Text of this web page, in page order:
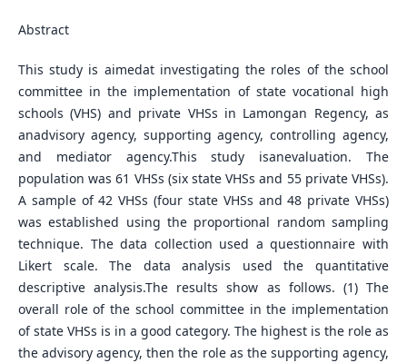
Abstract
This study is aimedat investigating the roles of the school
committee in the implementation of state vocational high
schools (VHS) and private VHSs in Lamongan Regency, as
anadvisory agency, supporting agency, controlling agency,
and mediator agency.This study isanevaluation. The
population was 61 VHSs (six state VHSs and 55 private VHSs).
A sample of 42 VHSs (four state VHSs and 48 private VHSs)
was established using the proportional random sampling
technique. The data collection used a questionnaire with
Likert scale. The data analysis used the quantitative
descriptive analysis.The results show as follows. (1) The
overall role of the school committee in the implementation
of state VHSs is in a good category. The highest is the role as
the advisory agency, then the role as the supporting agency,